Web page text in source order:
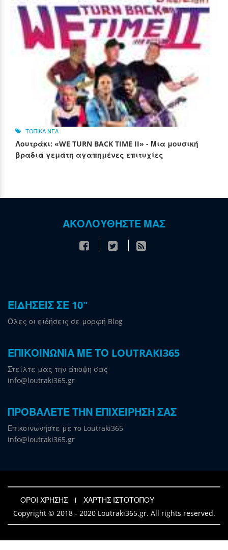
ΤΟΠΙΚΑ ΝΕΑ
Λουτράκι: «WE TURN BACK TIME II» - Μια μουσική
βραδιά γεμάτη αγαπημένες επιτυχίες
ΑΚΟΛΟΥΘΗΣΤΕ ΜΑΣ
ΕΙΔΗΣΕΙΣ ΣΕ 10"
Όλες οι ειδήσεις σε μορφή Blog
ΕΠΙΚΟΙΝΩΝΙΑ ΜΕ ΤΟ LOUTRAKI365
Στείλτε μας την άποψη σας
info@loutraki365.gr
ΠΡΟΒΑΛΕΤΕ ΤΗΝ ΕΠΙΧΕΙΡΗΣΗ ΣΑΣ
Επικοινωνήστε με το Loutraki365
info@loutraki365.gr
ΟΡΟΙ ΧΡΗΣΗΣ
ΧΑΡΤΗΣ ΙΣΤΟΤΟΠΟΥ
Copyright © 2018 - 2020 Loutraki365.gr. All rights reserved.